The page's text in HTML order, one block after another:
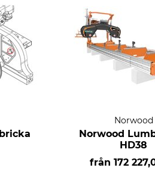
Norwood
Norwood
HD38
från172